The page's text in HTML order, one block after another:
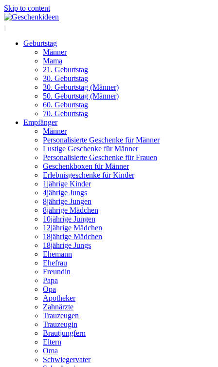
Skip to content
Geburtstag
Männer
Mama
21. Geburtstag
30. Geburtstag
30. Geburtstag (Männer)
50. Geburtstag (Männer)
60. Geburtstag
70. Geburtstag
Empfänger
Männer
Personalisierte Geschenke für Männer
Lustige Geschenke für Männer
Personalisierte Geschenke für Frauen
Geschenkboxen für Männer
Erlebnisgeschenke für Kinder
1jährige Kinder
4jährige Jungs
8jährige Jungen
8jährige Mädchen
10jährige Jungen
12jährige Mädchen
18jährige Mädchen
18jährige Jungs
Ehemann
Ehefrau
Freundin
Papa
Opa
Apotheker
Zahnärzte
Trauzeugen
Trauzeugin
Brautjungfern
Eltern
Oma
Schwiegervater